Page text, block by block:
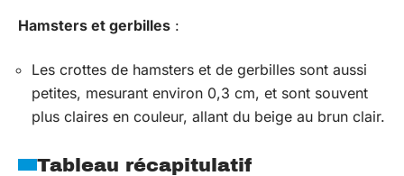
Hamsters et gerbilles :
Les crottes de hamsters et de gerbilles sont aussi
petites, mesurant environ 0,3 cm, et sont souvent
plus claires en couleur, allant du beige au brun clair.
Tableau récapitulatif